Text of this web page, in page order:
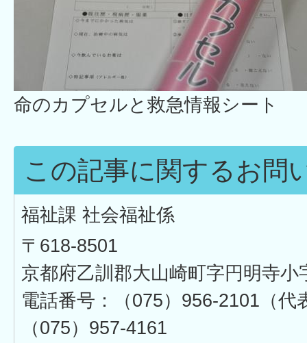
命のカプセルと救急情報シート
この記事に関するお問
福祉課 社会福祉係
〒618-8501
京都府乙訓郡大山崎町字円明寺小
電話番号：（075）956-2101（
（075）957-4161